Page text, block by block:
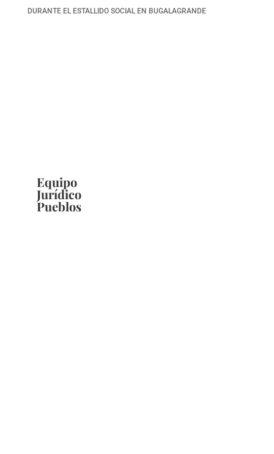
DURANTE EL ESTALLIDO SOCIAL EN BUGALAGRANDE
Equipo
Jurídico
Pueblos